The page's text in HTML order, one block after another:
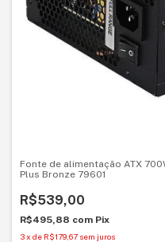
Fonte de alimentação ATX
Plus Bronze 79601
R$539,00
R$495,88 com Pix
3x de R$179,67 sem juros